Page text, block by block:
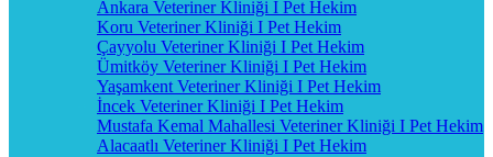
Ankara Veteriner Kliniği I Pet Hekim
Koru Veteriner Kliniği I Pet Hekim
Çayyolu Veteriner Kliniği I Pet Hekim
Ümitköy Veteriner Kliniği I Pet Hekim
Yaşamkent Veteriner Kliniği I Pet Hekim
İncek Veteriner Kliniği I Pet Hekim
Mustafa Kemal Mahallesi Veteriner Kliniği I Pet Hekim
Alacaatlı Veteriner Kliniği I Pet Hekim